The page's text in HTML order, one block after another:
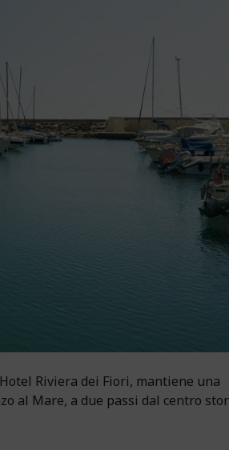
Riviera dei Fiori, mantiene una
al Mare, a due passi dal centro